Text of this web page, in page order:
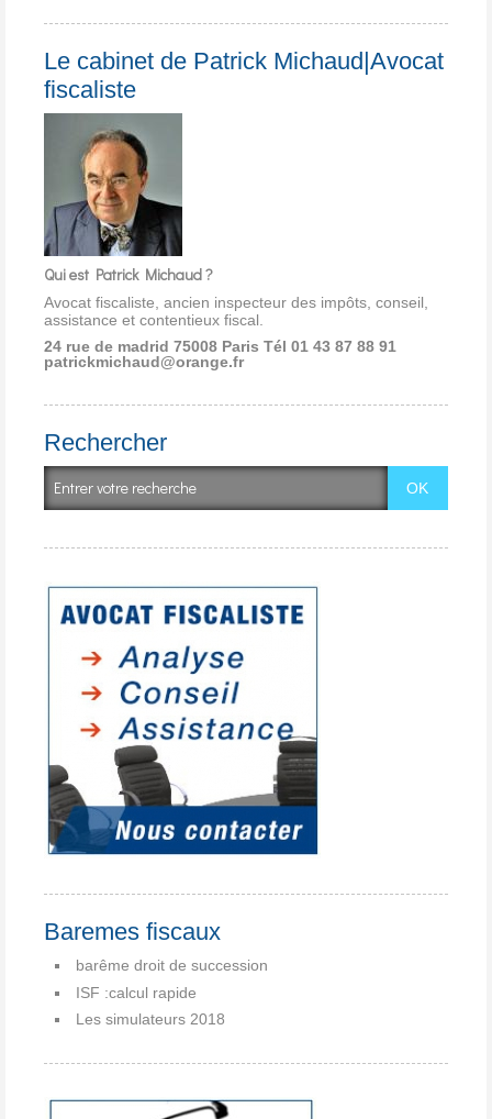
Le cabinet de Patrick Michaud|Avocat
fiscaliste
Qui est Patrick Michaud ?
Avocat fiscaliste, ancien inspecteur des impôts, conseil,
assistance et contentieux fiscal.
24 rue de madrid 75008 Paris Tél 01 43 87 88 91
patrickmichaud@orange.fr
Rechercher
Baremes fiscaux
barême droit de succession
ISF :calcul rapide
Les simulateurs 2018